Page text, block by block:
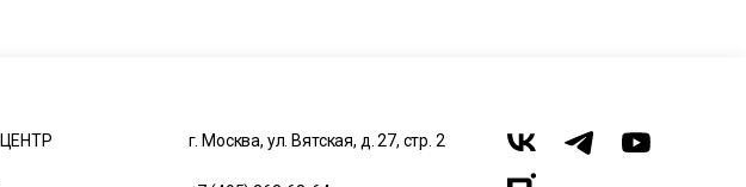
г. Москва, ул. Вятская, д. 27, стр. 2